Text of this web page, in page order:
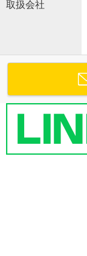
取扱会社